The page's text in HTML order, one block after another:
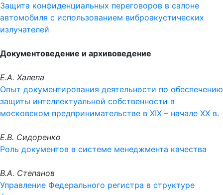
Защита конфиденциальных переговоров в салоне
автомобиля с использованием виброакустических
излучателей
Документоведение и архивоведение
Е.А. Халепа
Опыт документирования деятельности по обеспечению
защиты интеллектуальной собственности в
московском предпринимательстве в XIX – начале XX в.
Е.В. Сидоренко
Роль документов в системе менеджмента качества
В.А. Степанов
Управление Федерального регистра в структуре